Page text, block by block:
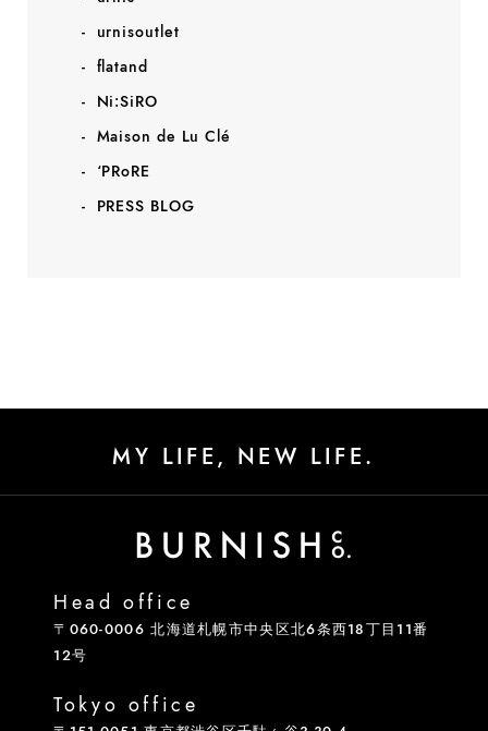
urnisoutlet
flatand
Ni:SiRO
Maison de Lu Clé
‘PRoRE
PRESS BLOG
MY LIFE, NEW LIFE.
Head office
〒060-0006 北海道札幌市中央区北6条西18丁目11番
12号
Tokyo office